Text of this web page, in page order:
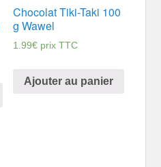
Chocolat Tiki-Taki 100
g Wawel
1.99€ prix TTC
Ajouter au panier